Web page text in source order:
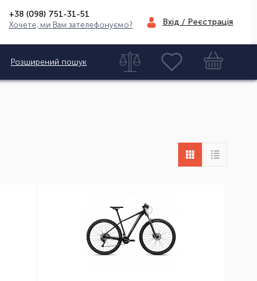
+38 (098) 751-31-51
Хочете, ми Вам зателефонуємо? Вхід / Реєстрація
Розширений пошук